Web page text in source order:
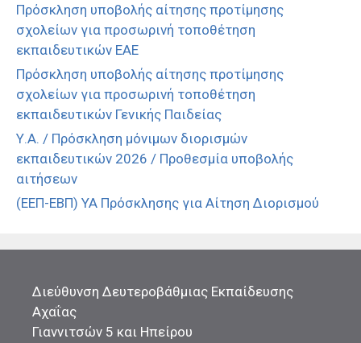
Πρόσκληση υποβολής αίτησης προτίμησης
σχολείων για προσωρινή τοποθέτηση
εκπαιδευτικών ΕΑΕ
Πρόσκληση υποβολής αίτησης προτίμησης
σχολείων για προσωρινή τοποθέτηση
εκπαιδευτικών Γενικής Παιδείας
Υ.Α. / Πρόσκληση μόνιμων διορισμών
εκπαιδευτικών 2026 / Προθεσμία υποβολής
αιτήσεων
(ΕΕΠ-ΕΒΠ) ΥΑ Πρόσκλησης για Αίτηση Διορισμού
Διεύθυνση Δευτεροβάθμιας Εκπαίδευσης
Αχαΐας
Γιαννιτσών 5 και Ηπείρου